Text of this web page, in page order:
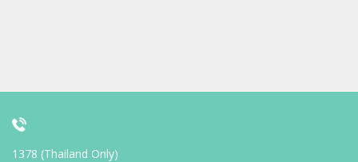
1378 (Thailand Only)